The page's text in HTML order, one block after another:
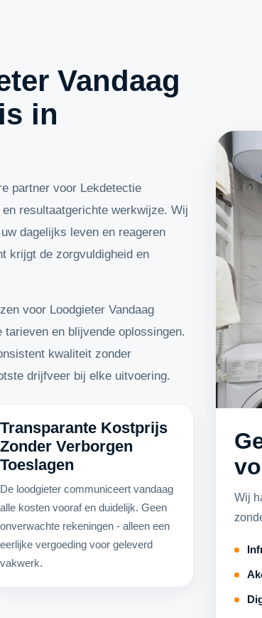
Vandaag
in
partner voor Lekdetectie
resultaatgerichte werkwijze. Wij
dagelijks leven en reageren
krijgt de zorgvuldigheid en
voor Loodgieter Vandaag
en blijvende oplossingen.
kwaliteit zonder
drijfveer bij elke uitvoering.
Transparante Kostprijs
Zonder Verborgen
Toeslagen
De loodgieter communiceert vandaag
alle kosten vooraf en duidelijk. Geen
onverwachte rekeningen - alleen een
eerlijke vergoeding voor geleverd
vakwerk.
Wij